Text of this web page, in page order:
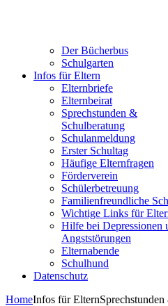
Der Bücherbus
Schulgarten
Infos für Eltern
Elternbriefe
Elternbeirat
Sprechstunden &
Schulberatung
Schulanmeldung
Erster Schultag
Häufige Elternfragen
Förderverein
Schülerbetreuung
Familienfreundliche
Wichtige Links für
Hilfe bei Depressionen
Angststörungen
Elternabende
Schulhund
Datenschutz
HomeInfos für Eltern